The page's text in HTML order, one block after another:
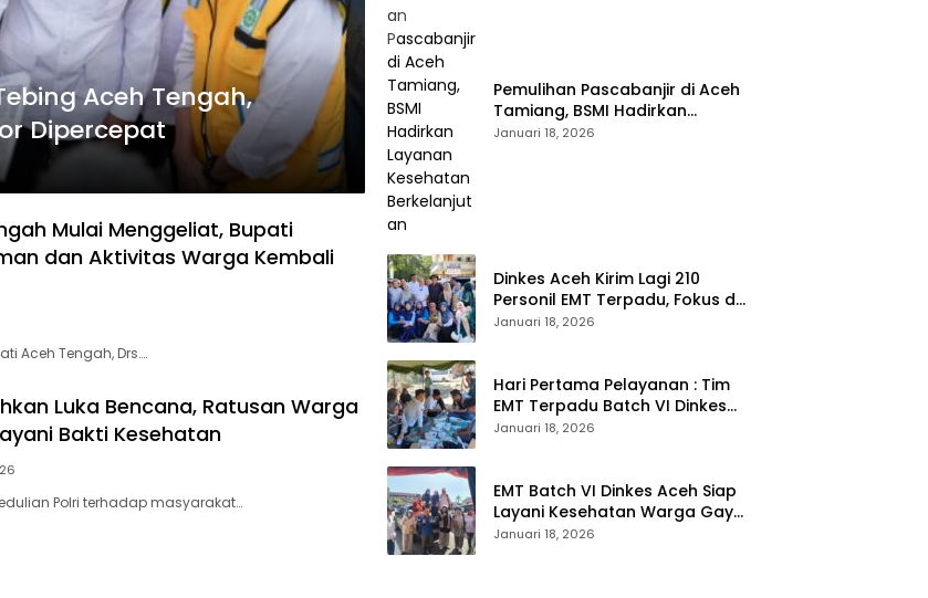
Aceh Tengah,
Dipercepat
Mulai Menggeliat, Bupati
dan Aktivitas Warga Kembali
Aceh Tengah, Drs….
Luka Bencana, Ratusan Warga
Bakti Kesehatan
Polri terhadap masyarakat…
Pemulihan Pascabanjir di Aceh
Tamiang, BSMI Hadirkan
Layanan Kesehatan
Januari 18, 2026
Dinkes Aceh Kirim Lagi 210
Personil EMT Terpadu, Fokus di
Tujuh Kabupaten
Januari 18, 2026
Hari Pertama Pelayanan : Tim
EMT Terpadu Batch VI Dinkes
Aceh Jangkau Wilayah
Januari 18, 2026
EMT Batch VI Dinkes Aceh Siap
Layani Kesehatan Warga Gayo
Lues, Ini Lokasi Yang Akan
Januari 18, 2026